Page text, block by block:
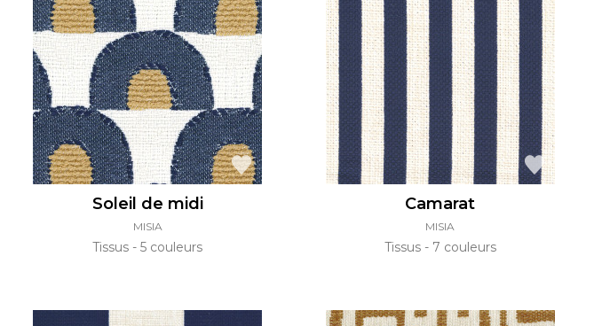
Soleil de midi
MISIA
Tissus 5 couleurs
Camarat
MISIA
Tissus 7 couleurs